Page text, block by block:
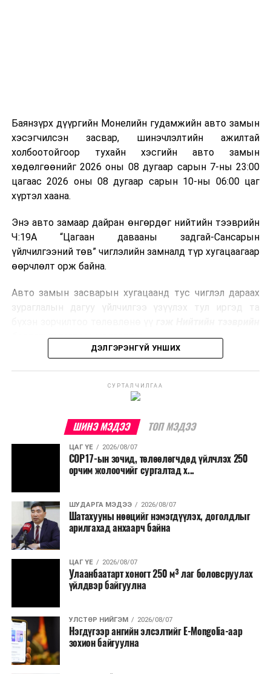
болон дулааны эрчим хүч үйлдвэрлэхэд ашиглаж
болдог. Зарим технологийн хувьд шаталтын дараа
үлдэх үнснээс фосфор зэрэг ашигт эрдсийг сэргээн
авах боломжтой аж.
байна. Тухайлбал, Германд лаг шатаах үйлдвэрээс
гарсан үнснээс фосфор сэргээн авах технологи
ашигладаг бол Нидерландад төвлөрсөн лаг
боловсруулах үйлдвэрүүдээр дулаан, цахилгаан
Ийнхүү лаг хатаах, шатаах технологийг лагийн
улсад өргөн ашиглаж байна.
Баянзүрх дүүргийн Монелийн гудамжийн авто замын
хэсэгчилсэн засвар, шинэчлэлтийн ажилтай
холбоотойгоор тухайн хэсгийн авто замын
хөдөлгөөнийг 2026 оны 08 дугаар сарын 7-ны 23:00
цагаас 2026 оны 08 дугаар сарын 10-ны 06:00 цаг
хүртэл хаана.
Энэ авто замаар дайран өнгөрдөг нийтийн тээврийн
Ч:19А “Цагаан давааны задгай-Сансарын
үйлчилгээний төв” чиглэлийн замналд түр хугацаагаар
өөрчлөлт орж байна.
Авто замын засварын хугацаанд тус чиглэл дараах
зураглалын дагуу үйлчилгээ үзүүлэх тул иргэд та
бодлогын газраас мэдээллээ.
ДЭЛГЭРЭНГҮЙ УНШИХ
СУРТАЛЧИЛГАА
ШИНЭ МЭДЭЭ ТОП МЭДЭЭ
ЦАГ ҮЕ 2026/08/07
COP17-ын зочид, төлөөлөгчдөд үйлчлэх 250
орчим жолоочийг сургалтад х...
ШУДАРГА МЭДЭЭ 2026/08/07
Шатахууны нөөцийг нэмэгдүүлэх, доголдлыг
арилгахад анхаарч байна
ЦАГ ҮЕ 2026/08/07
Улаанбаатарт хоногт 250 м³ лаг боловсруулах
үйлдвэр байгуулна
УЛСТӨР НИЙГЭМ 2026/08/07
Нэгдүгээр ангийн элсэлтийг E-Mongolia-аар
зохион байгуулна